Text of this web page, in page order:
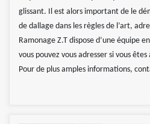
glissant. Il est alors important de le
de dallage dans les règles de l’art,
Ramonage Z.T dispose d’une équipe
vous pouvez vous adresser si vous
Pour de plus amples informations,